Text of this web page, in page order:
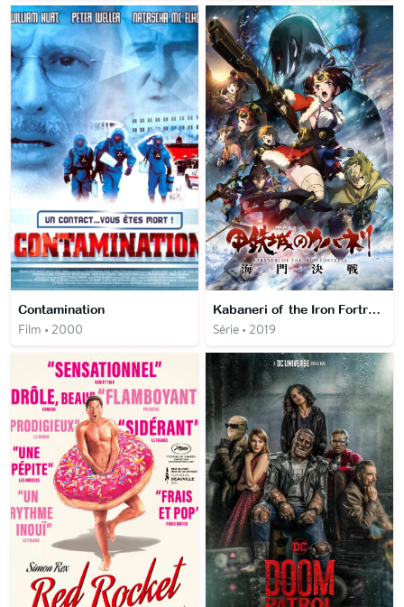
Contamination
Film • 2000
Kabaneri of the Iron Fortress: The Battle of Unato
Série • 2019